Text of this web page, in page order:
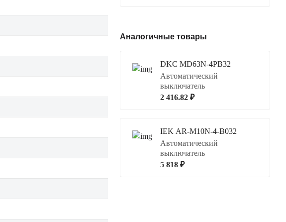
Аналогичные товары
DKC MD63N-4PB32
Автоматический
выключатель
2 416.82 ₽
IEK AR-M10N-4-B032
Автоматический
выключатель
5 818 ₽